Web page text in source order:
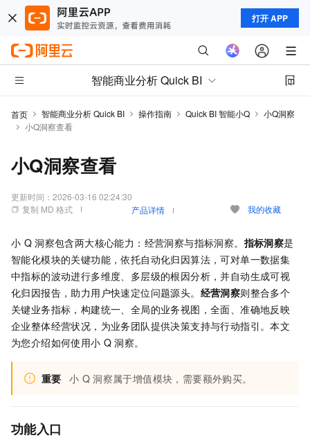
打开 APP
智能商业分析 Quick BI
首页 智能商业分析 Quick BI 操作指南 Quick BI 智能小Q
小Q洞察
小Q洞察查看
小Q洞察查看
更新时间： 2026-03-16 02:24:30
复制 MD 格式
产品详情 我的收藏
小 Q 洞察包含两大核心能力：经营洞察与指标洞察。 指标洞察是
智能化模块的关键功能，依托自动化归因算法，可对单一数据集
中指标的波动进行多维度、多层级的根因分析，并自动生成可视
化归因报告，助力用户快速定位问题源头。 经营洞察则整合多个
关键业务指标，构建统一、全局的业务视图，全面、准确地反映
企业整体经营状况，为业务团队提供决策支持与行动指引。本文
为您介绍如何使用小 Q 洞察。
重要 小 Q 洞察属于增值模块，需要额外购买。
功能入口